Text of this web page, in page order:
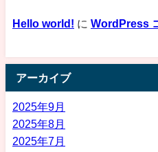
Hello world! に WordPress
アーカイブ
2025年9月
2025年8月
2025年7月